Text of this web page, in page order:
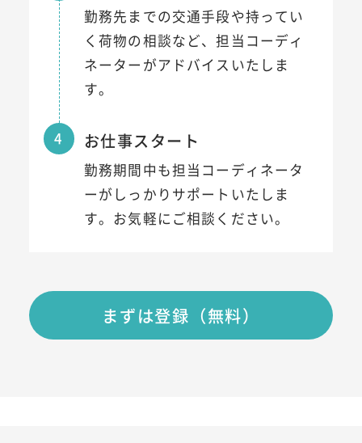
勤務先までの交通手段や持ってい
く荷物の相談など、担当コーディ
ネーターがアドバイスいたしま
す。
4 お仕事スタート
勤務期間中も担当コーディネータ
ーがしっかりサポートいたしま
す。お気軽にご相談ください。
まずは登録（無料）